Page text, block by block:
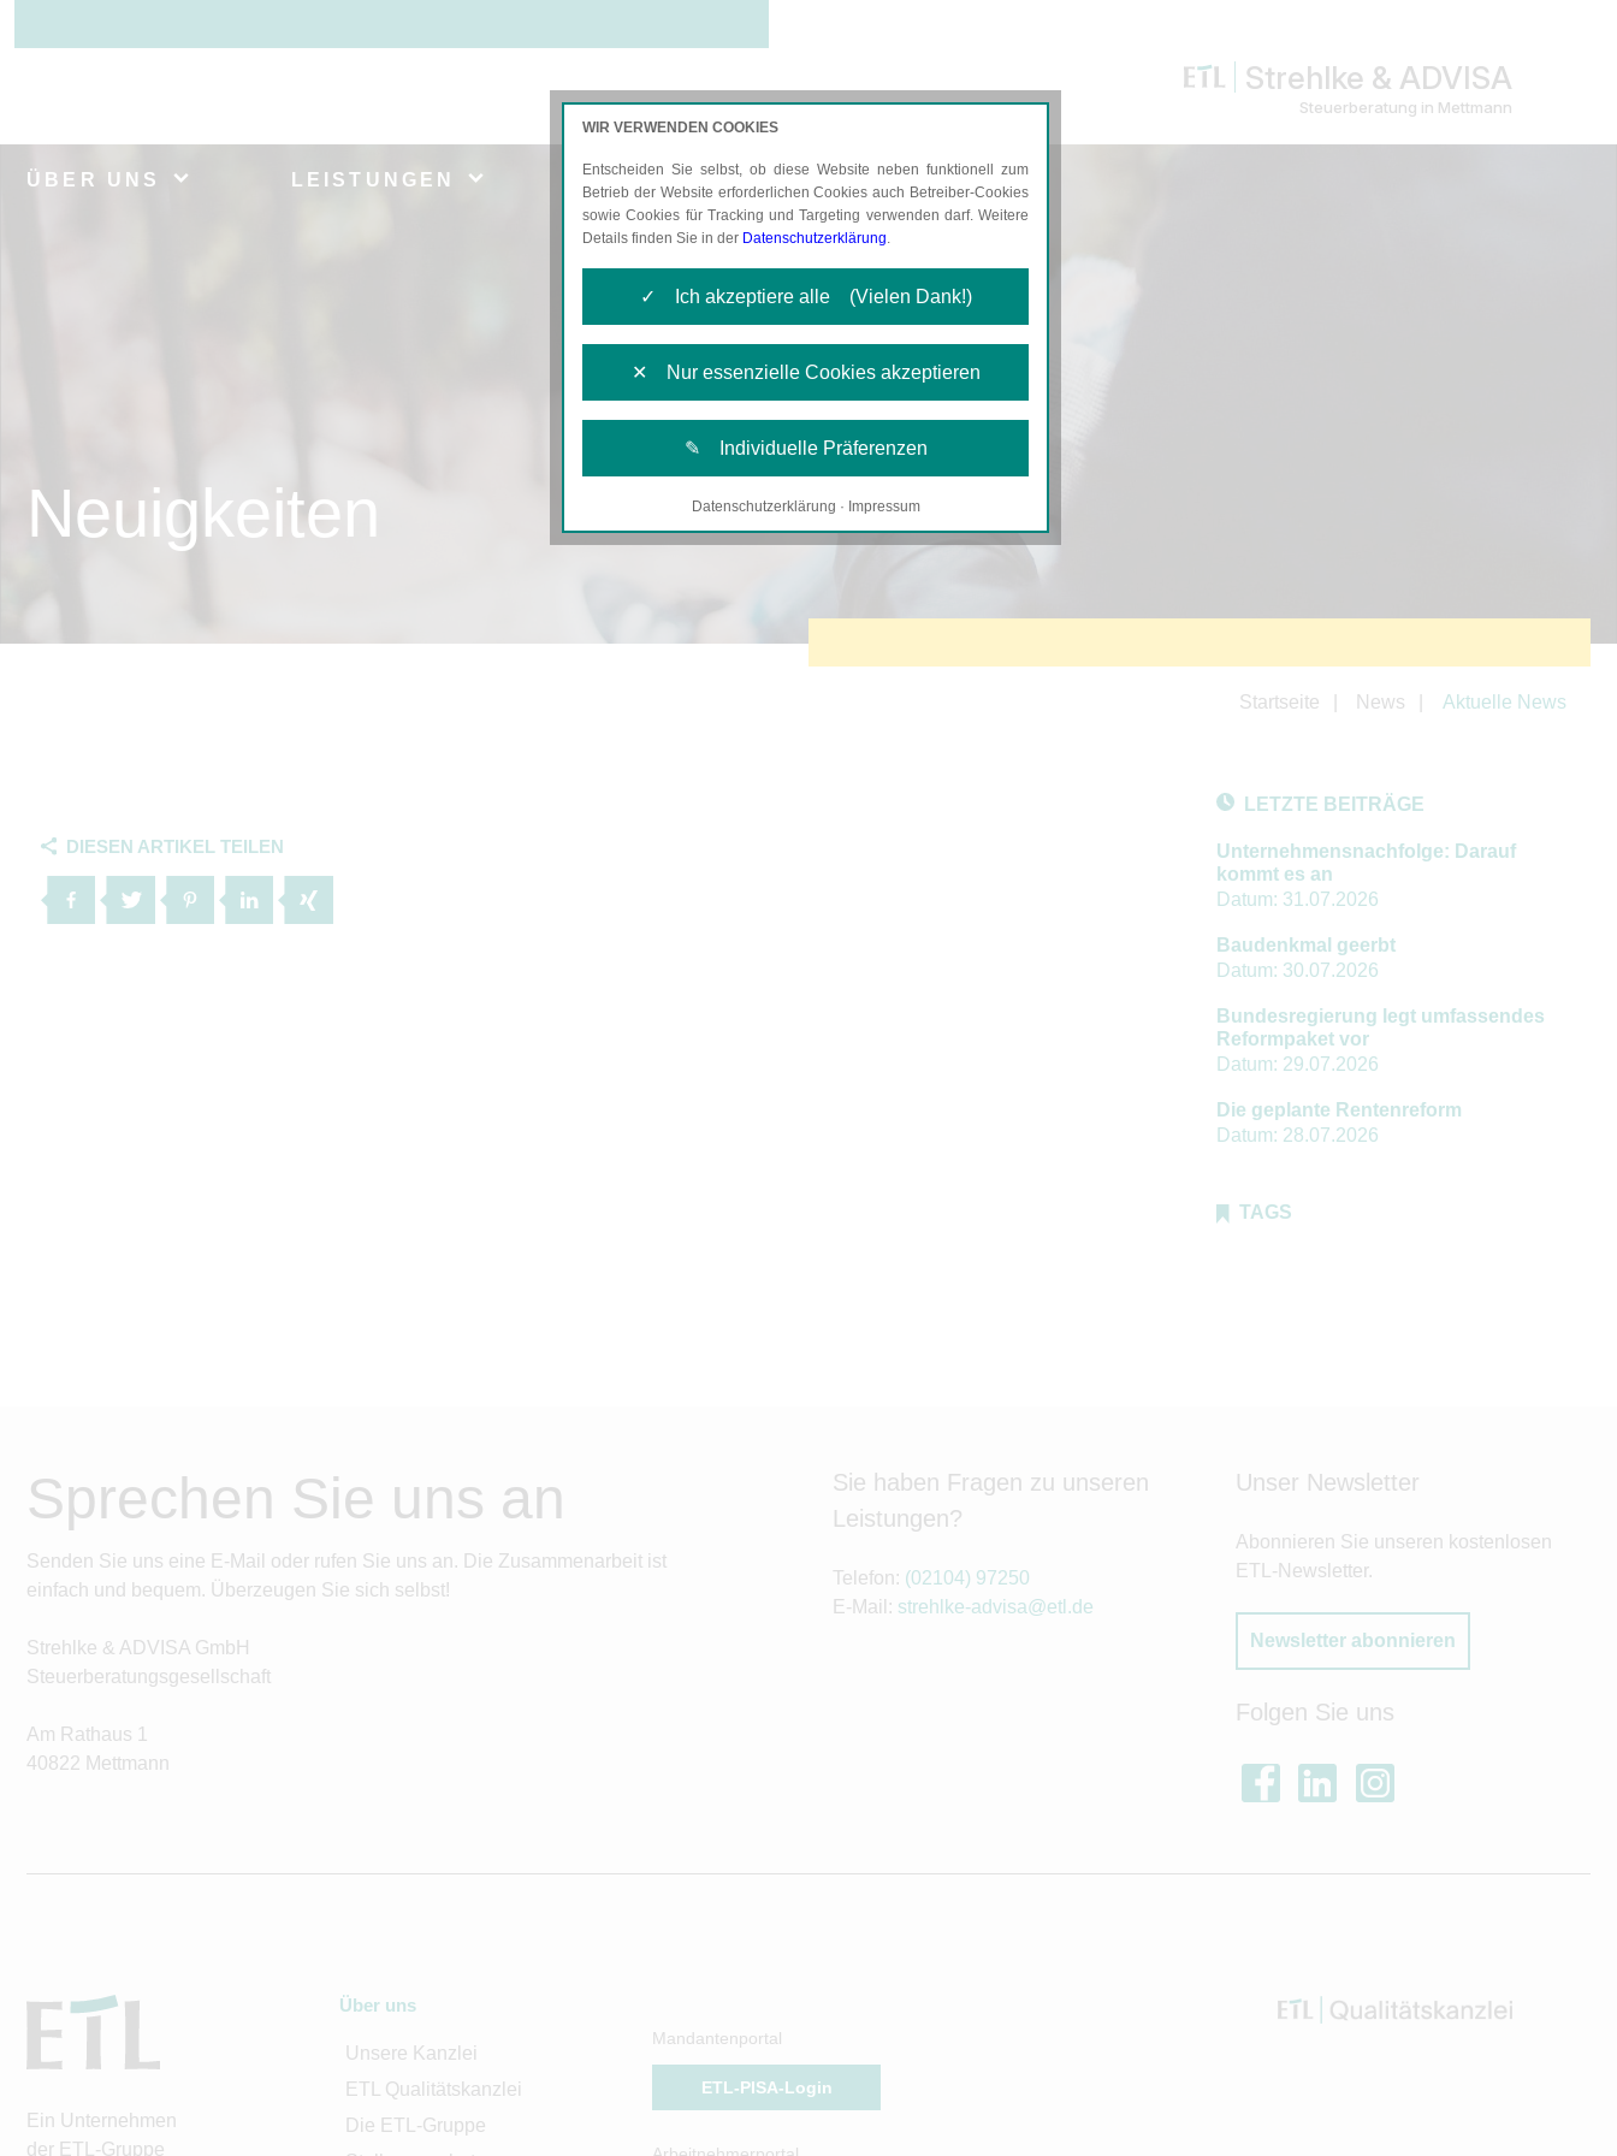
Strehlke & ADVISA
Steuerberatung in Mettmann
ÜBER UNS LEISTUNGEN AKTUELLES KARRIERE
Neuigkeiten
Startseite News Aktuelle News
DIESEN ARTIKEL TEILEN
LETZTE BEITRÄGE
Unternehmensnachfolge: Darauf
kommt es an
Datum: 31.07.2026
Baudenkmal geerbt
Datum: 30.07.2026
Bundesregierung legt umfassendes
Reformpaket vor
Datum: 29.07.2026
Die geplante Rentenreform
Datum: 28.07.2026
TAGS
Sprechen Sie uns an
Senden Sie uns eine E-Mail oder rufen Sie uns an. Die Zusammenarbeit ist
einfach und bequem. Überzeugen Sie sich selbst!
Strehlke & ADVISA GmbH
Steuerberatungsgesellschaft
Am Rathaus 1
40822 Mettmann
Sie haben Fragen zu unseren
Leistungen?
Telefon: (02104) 97250
E-Mail: strehlke-advisa@etl.de
Unser Newsletter
Abonnieren Sie unseren kostenlosen
ETL-Newsletter.
Newsletter abonnieren
Folgen Sie uns
Ein Unternehmen
der ETL-Gruppe
Über uns
Unsere Kanzlei
ETL Qualitätskanzlei
Die ETL-Gruppe
Mandantenportal
ETL-PISA-Login
WIR VERWENDEN COOKIES
Entscheiden Sie selbst, ob diese Website neben funktionell zum
Betrieb der Website erforderlichen Cookies auch Betreiber-Cookies
sowie Cookies für Tracking und Targeting verwenden darf. Weitere
Details finden Sie in der Datenschutzerklärung.
✓ Ich akzeptiere alle (Vielen Dank!)
✕ Nur essenzielle Cookies akzeptieren
✎ Individuelle Präferenzen
Notwendige Cookies
Datenschutzerklärung · Impressum